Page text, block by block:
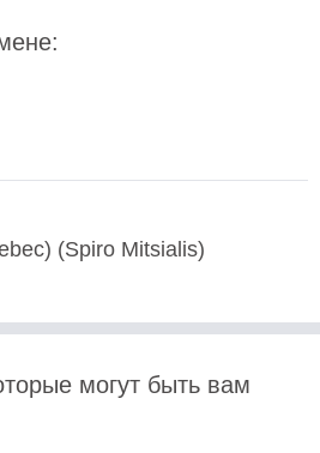
(Spiro Mitsialis)
могут быть вам